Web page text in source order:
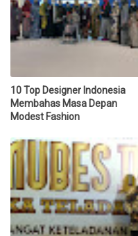
10 Top Designer Indonesia
Membahas Masa Depan
Modest Fashion